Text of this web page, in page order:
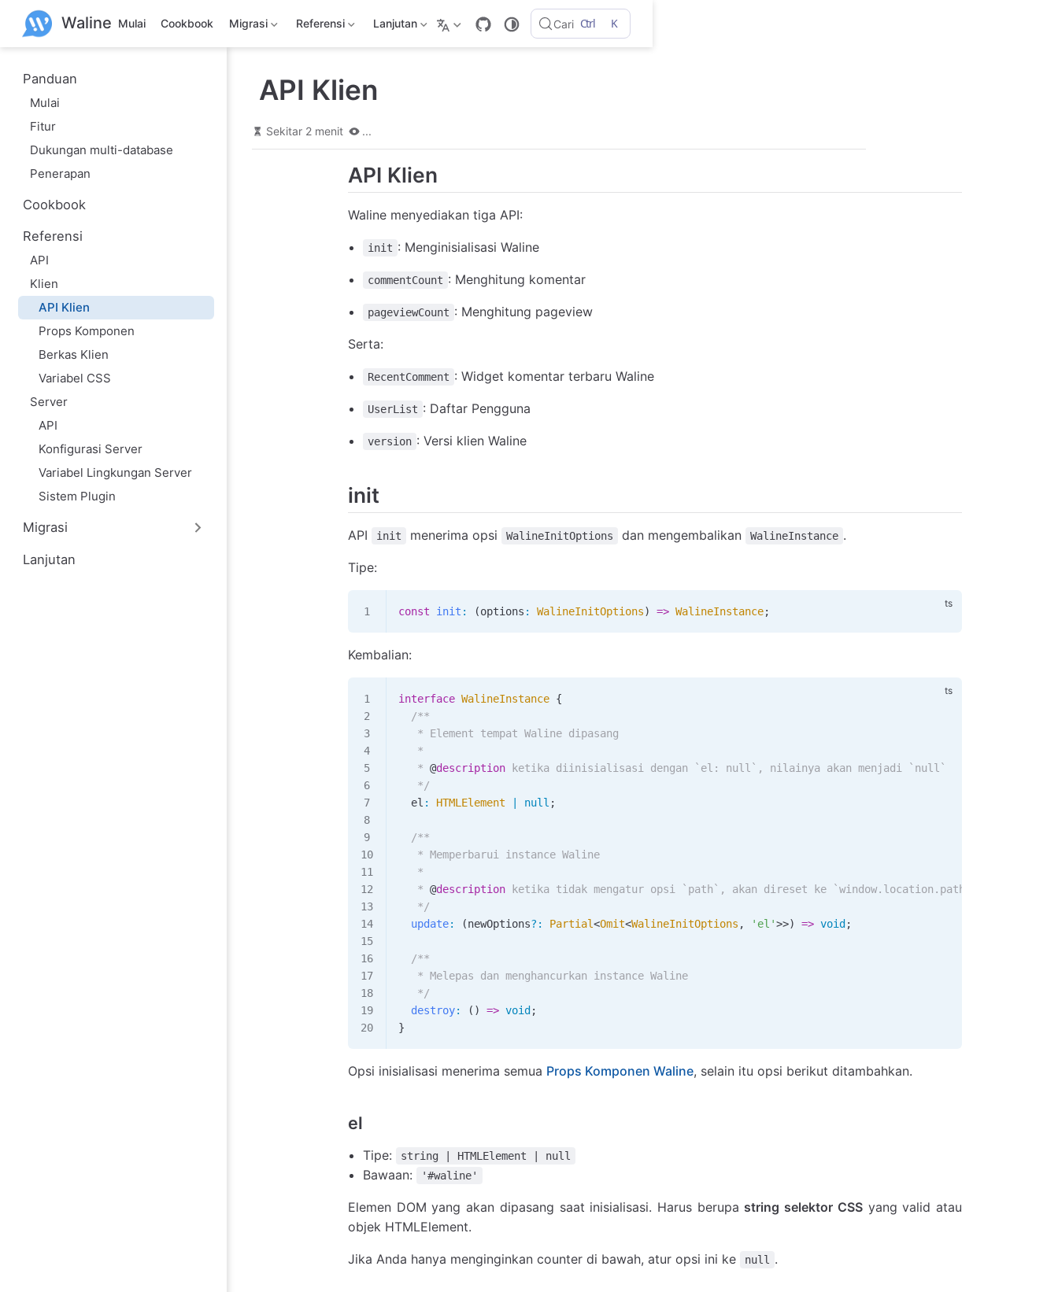
Waline Mulai Cookbook Migrasi Referensi Lanjutan Cari Ctrl K
Panduan
Mulai
Fitur
Dukungan multi-database
Penerapan
Cookbook
Referensi
API
Klien
API Klien
Props Komponen
Berkas Klien
Variabel CSS
Server
API
Konfigurasi Server
Variabel Lingkungan Server
Sistem Plugin
Migrasi
Lanjutan
API Klien
Sekitar 2 menit ...
API Klien
Waline menyediakan tiga API:
init : Menginisialisasi Waline
commentCount : Menghitung komentar
pageviewCount : Menghitung pageview
Serta:
RecentComment : Widget komentar terbaru Waline
UserList : Daftar Pengguna
version : Versi klien Waline
init
API init menerima opsi WalineInitOptions dan mengembalikan WalineInstance .
Tipe:
const init : (options : WalineInitOptions) => WalineInstance;
Kembalian:
interface WalineInstance {
  /**
   * Element tempat Waline dipasang
   *
   *
@description ketika diinisialisasi dengan `el: null`, nilainya akan menjadi `null`
   */
  el
: HTMLElement null ;
  /**
   * Memperbarui instance Waline
   *
   *
@description ketika tidak mengatur opsi `path`, akan direset ke `window.location.pathname`
   */
  update
: (newOptions? : Partial<Omit<WalineInitOptions , 'el'>>) => void ;
  /**
   * Melepas dan menghancurkan instance Waline
   */
  destroy
: () => void ;
}
Opsi inisialisasi menerima semua Props Komponen Waline, selain itu opsi berikut ditambahkan.
el
Tipe: string | HTMLElement | null
Bawaan: '#waline'
Elemen DOM yang akan dipasang saat inisialisasi. Harus berupa string selektor CSSyang valid atau
objek HTMLElement.
Jika Anda hanya menginginkan counter di bawah, atur opsi ini ke null .